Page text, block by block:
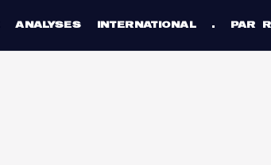
ANALYSES INTERNATIONAL PAR